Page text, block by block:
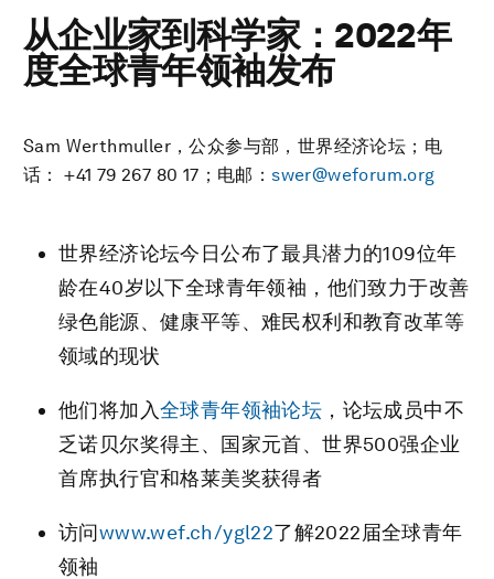
从企业家到科学家：2022年
度全球青年领袖发布
Sam Werthmuller，公众参与部，世界经济论坛；电
话： +41 79 267 80 17；电邮：swer@weforum.org
世界经济论坛今日公布了最具潜力的109位年
龄在40岁以下全球青年领袖，他们致力于改善
绿色能源、健康平等、难民权利和教育改革等
领域的现状
他们将加入全球青年领袖论坛 ，论坛成员中不
乏诺贝尔奖得主、国家元首、世界500强企业
首席执行官和格莱美奖获得者
访问www.wef.ch/ygl22了解2022届全球青年
领袖